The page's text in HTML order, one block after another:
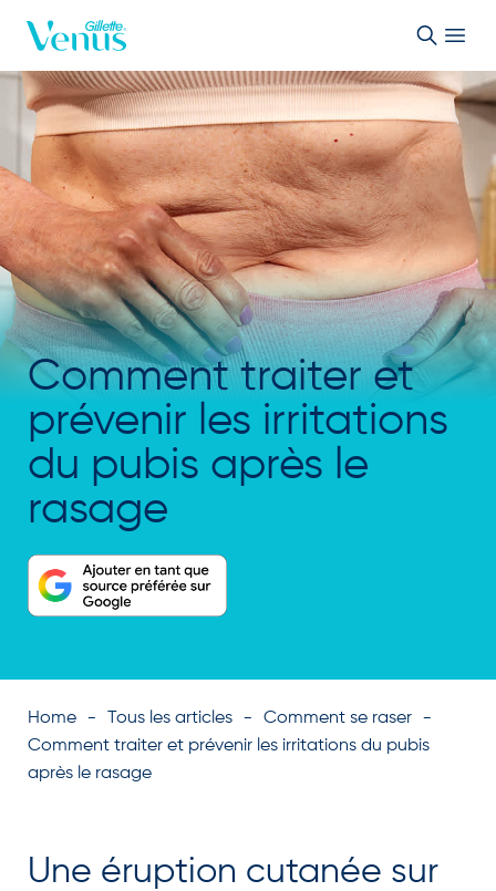
Comment traiter et
prévenir les irritations
du pubis après le
rasage
Home Tous les articles
Comment se raser
Comment traiter et prévenir les irritations du pubis
après le rasage
Une éruption cutanée sur